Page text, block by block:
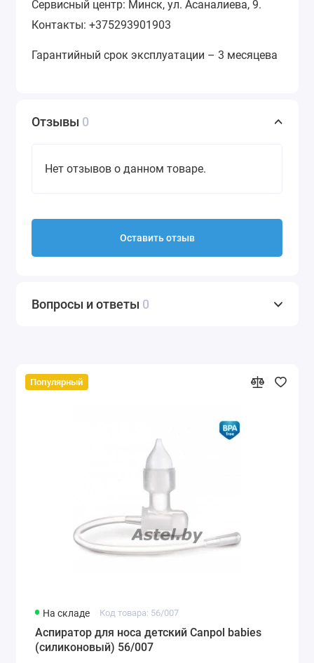
Сервисный центр: Минск, ул. Асаналиева, 9.
Контакты: +375293901903
Гарантийный срок эксплуатации – 3 месяцева
Отзывы 0
Нет отзывов о данном товаре.
Оставить отзыв
Вопросы и ответы 0
Популярный
На складе Код товара: 56/007
Аспиратор для носа детский Canpol babies
(силиконовый) 56/007